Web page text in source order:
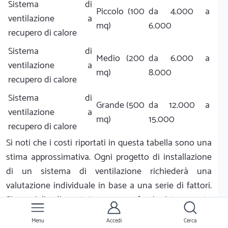
Sistema di
ventilazione a
recupero di calore
Piccolo (100
mq)
da 4.000 a
6.000
Sistema di
ventilazione a
recupero di calore
Medio (200
mq)
da 6.000 a
8.000
Sistema di
ventilazione a
recupero di calore
Grande (500
mq)
da 12.000 a
15.000
Si noti che i costi riportati in questa tabella sono una
stima approssimativa. Ogni progetto di installazione
di un sistema di ventilazione richiederà una
valutazione individuale in base a una serie di fattori.
Si consiglia di contattare un professionista esperto
per ottenere una stima accurata dei costi di
Menu Accedi Cerca